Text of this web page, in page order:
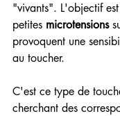
"vivants". L'objectif
petites microtensions
provoquent une
au toucher.
C'est ce type de
cherchant des